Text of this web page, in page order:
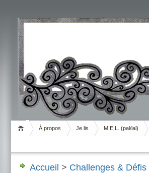
Livrement
À propos Je lis M.E.L. (pal/lal)
Accueil > Challenges & Défis